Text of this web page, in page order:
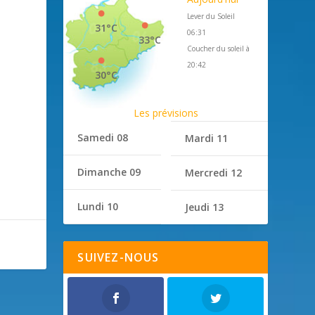
33°C
31°C
30°C
Lever du Soleil
06:31
Coucher du soleil à
20:42
Les prévisions
Samedi 08
Dimanche 09
Lundi 10
Mardi 11
Mercredi 12
Jeudi 13
SUIVEZ-NOUS